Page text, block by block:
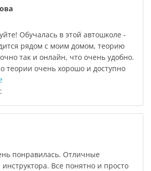
Обучалась в этой автошколе -
рядом с моим домом, теорию
так и онлайн, что очень удобно.
теории очень хорошо и доступно
понравилась. Отличные
Все понятно и просто